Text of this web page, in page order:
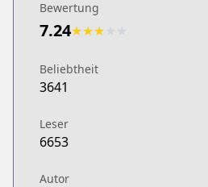
Ganma!
https://ganma.jp/wolfchan
Bewertung
7.24★★★
Beliebtheit
3641
Leser
6653
Autor